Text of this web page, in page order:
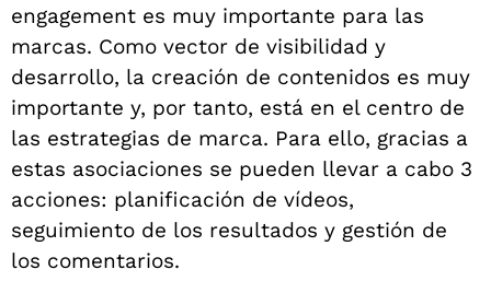
engagement es muy importante para las
marcas. Como vector de visibilidad y
desarrollo, la creación de contenidos es muy
importante y, por tanto, está en el centro de
las estrategias de marca. Para ello, gracias a
estas asociaciones se pueden llevar a cabo 3
acciones: planificación de vídeos,
seguimiento de los resultados y gestión de
los comentarios.